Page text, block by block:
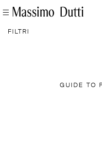
FILTRI
GUIDE TO